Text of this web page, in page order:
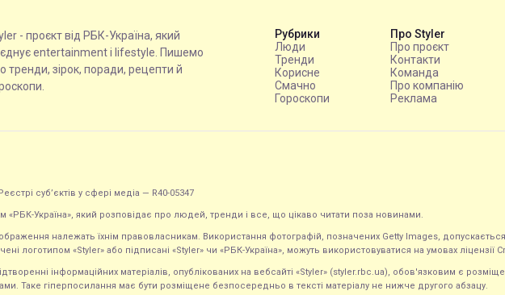
- проєкт від РБК-Україна, який
entertainment і lifestyle. Пишемо
тренди, зірок, поради, рецепти й
Рубрики
Люди
Тренди
Корисне
Смачно
Гороскопи
Про Styler
Про проєкт
Контакти
Команда
Про компанію
Реклама
суб’єктів у сфері медіа — R40-05347
«РБК-Україна», який розповідає про людей, тренди і все, що цікаво читати поза новинами.
зображення належать їхнім правовласникам. Використання фотографій, позначених Getty Images,
логотипом «Styler» або підписані «Styler» чи «РБК-Україна», можуть використовуватися на умовах
інформаційних матеріалів, опублікованих на вебсайті «Styler» (styler.rbc.ua), обов'язковим є
Таке гіперпосилання має бути розміщене безпосередньо в тексті матеріалу не нижче другого абзацу.